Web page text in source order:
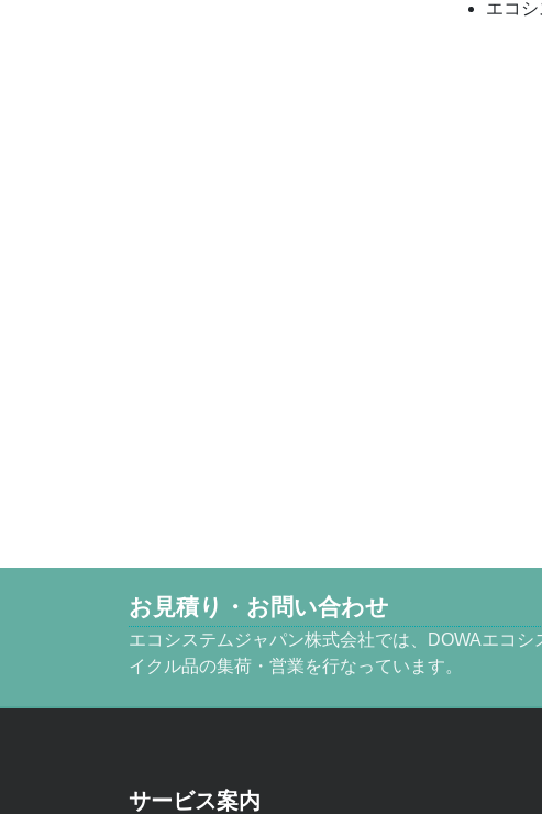
エコ
お見積り・お問い合わせ
エコシステムジャパン株式会社では、DOWAエコ
イクル品の集荷・営業を行なっています。
サービス案内